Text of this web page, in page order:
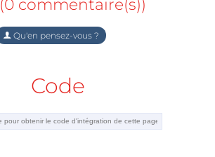
(0 commentaire(s))
Qu'en pensez-vous ?
Code